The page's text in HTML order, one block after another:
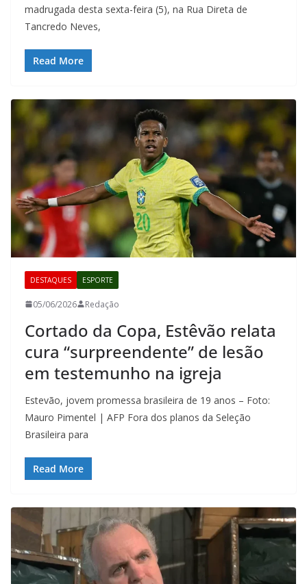
madrugada desta sexta-feira (5), na Rua Direta de
Tancredo Neves,
Read More
DESTAQUES ESPORTE
05/06/2026 Redação
Cortado da Copa, Estêvão relata
cura “surpreendente” de lesão
em testemunho na igreja
Estevão, jovem promessa brasileira de 19 anos – Foto:
Mauro Pimentel | AFP Fora dos planos da Seleção
Brasileira para
Read More